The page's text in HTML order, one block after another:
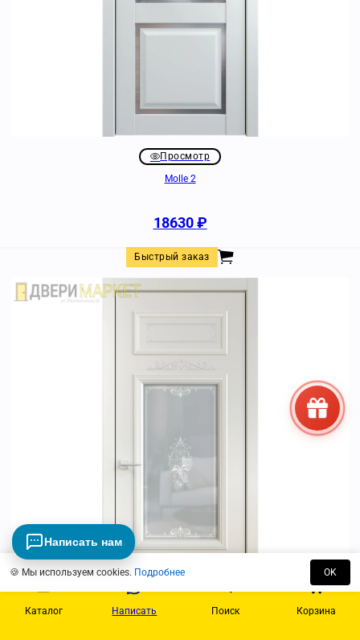
Просмотр
Molle 2
18630₽
Быстрый заказ
Каталог Написать Поиск Корзина
🍪 Мы используем cookies. Подробнее OK
Написать нам